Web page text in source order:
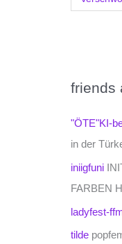
friends
"ÖTE"KI-
in der
iniigfuni
FARBEN
ladyfest-
tilde